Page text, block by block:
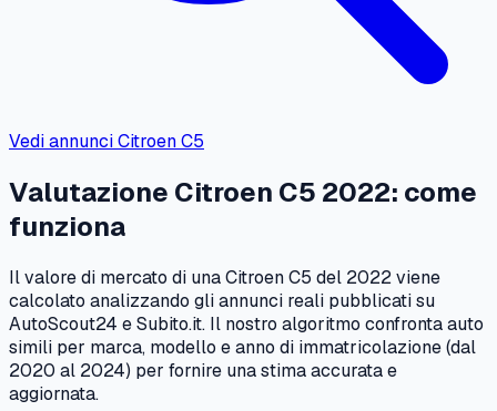
Vedi annunciCitroenC5
Valutazione Citroen C5 2022: come
funziona
Il valore di mercato di unaCitroenC5 del 2022viene
calcolato analizzando gli annunci reali pubblicati su
AutoScout24 e Subito.it. Il nostro algoritmo confronta auto
simili per marca, modello e anno di immatricolazione (dal
2020 al 2024) per fornire una stima accurata e
aggiornata.